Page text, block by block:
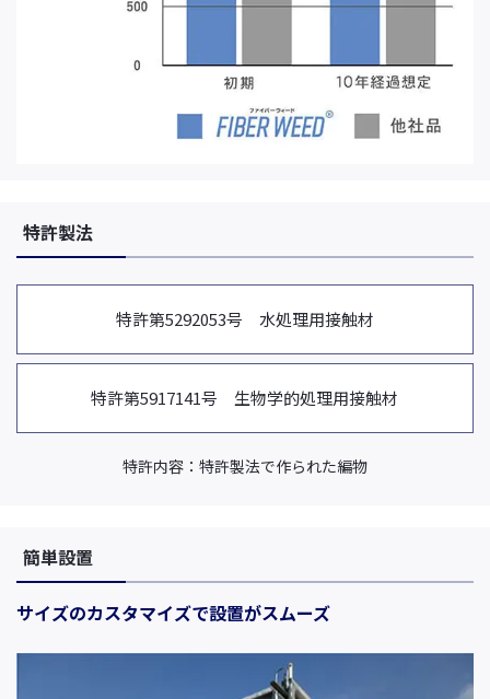
特許製法
特許第5292053号 水処理用接触材
特許第5917141号 生物学的処理用接触材
特許内容：特許製法で作られた編物
簡単設置
サイズのカスタマイズで設置がスムーズ